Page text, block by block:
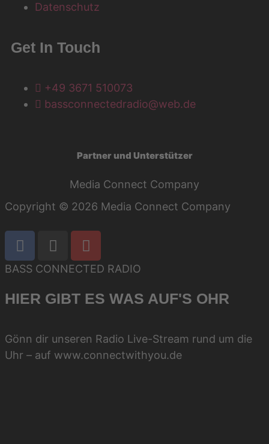
Datenschutz
Get In Touch
+49 3671 510073
bassconnectedradio@web.de
Partner und Unterstützer
Media Connect Company
Copyright © 2026 Media Connect Company
BASS CONNECTED RADIO
HIER GIBT ES WAS AUF'S OHR
Gönn dir unseren Radio Live-Stream rund um die
Uhr – auf www.connectwithyou.de